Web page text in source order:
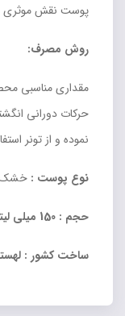
پوست نقش موثری
روش مصرف:
مقداری مناسبی
حرکات دورانی
نموده و از تونر
نوع پوست :
حجم : 150 میلی لیتر
ساخت کشور :